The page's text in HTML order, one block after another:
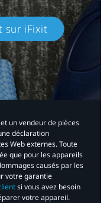
sur iFixit​
un vendeur de pièces
déclaration
Web externes. Toute
que pour les appareils
causés par les
votre garantie
si vous avez besoin
votre appareil.​